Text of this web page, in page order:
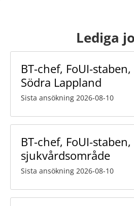
Lediga
BT-chef, FoUI-
Södra Lappland
Sista ansökning 2026-08-10
BT-chef, FoUI-
sjukvårdsområde
Sista ansökning 2026-08-10